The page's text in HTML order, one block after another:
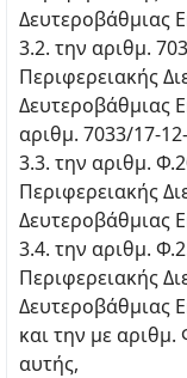
Δευτεροβάθμιας
3.2. την αριθμ.
Περιφερειακής
Δευτεροβάθμιας
αριθμ. 7033/17-
3.3. την αριθμ.
Περιφερειακής
Δευτεροβάθμιας
3.4. την αριθμ.
Περιφερειακής
Δευτεροβάθμιας
και την με
αυτής,